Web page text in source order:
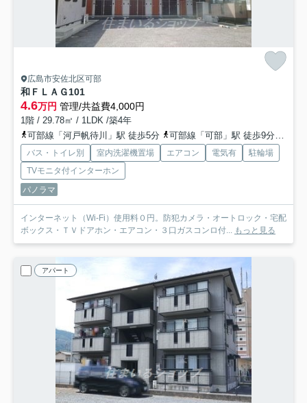
広島市安佐北区可部
和ＦＬＡＧ101
4.6万円 管理/共益費4,000円
1階 / 29.78㎡ / 1LDK /築4年
可部線「河戸帆待川」駅 徒歩5分
可部線「可部」駅 徒歩9分
バス・トイレ別 室内洗濯機置場 エアコン 電気有
駐輪場
TVモニタ付インターホン
パノラマ
インターネット（Wi-Fi）使用料０円。防犯カメラ・オートロック・宅配
ボックス・ＴＶドアホン・エアコン・３口ガスコンロ付... もっと見る
アパート